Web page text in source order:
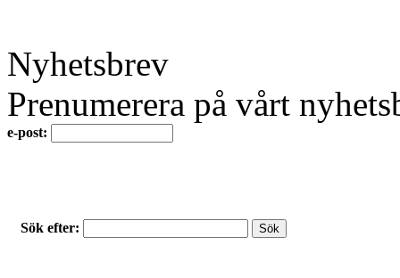
Nyhetsbrev
Prenumerera på vårt
e-post:
Sök efter: